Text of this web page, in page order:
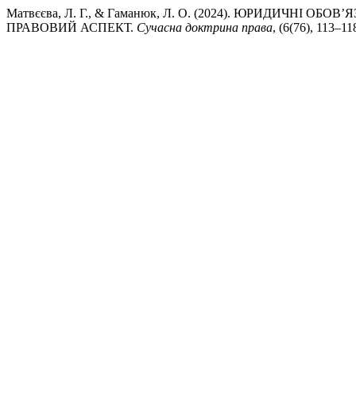
Матвєєва, Л. Г., & Гаманюк, Л. О. (2024). ЮРИДИЧНІ
ПРАВОВИЙ АСПЕКТ. Сучасна доктрина права, (6(76),